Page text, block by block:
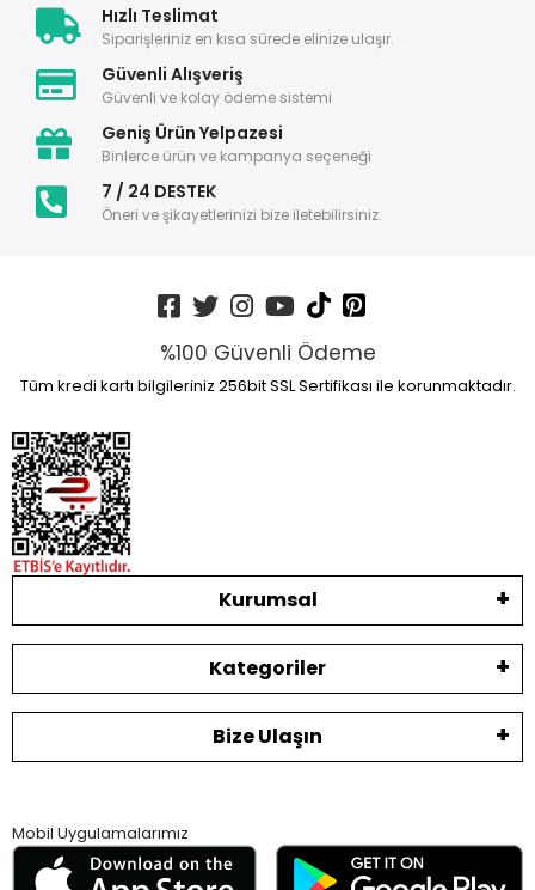
Hızlı Teslimat
Siparişleriniz en kısa sürede elinize ulaşır.
Güvenli Alışveriş
Güvenli ve kolay ödeme sistemi
Geniş Ürün Yelpazesi
Binlerce ürün ve kampanya seçeneği
7 / 24 DESTEK
Öneri ve şikayetlerinizi bize iletebilirsiniz.
%100 Güvenli Ödeme
Tüm kredi kartı bilgileriniz 256bit SSL Sertifikası ile korunmaktadır.
Kurumsal
Kategoriler
Bize Ulaşın
Mobil Uygulamalarımız